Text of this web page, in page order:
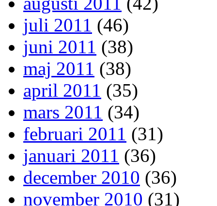
juli 2011 (46)
juni 2011 (38)
maj 2011 (38)
april 2011 (35)
mars 2011 (34)
februari 2011 (31)
januari 2011 (36)
december 2010 (36)
november 2010 (31)